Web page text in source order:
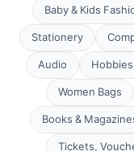
Baby & Kids
Stationery
Audio
Women Bags
Books &
Tickets,